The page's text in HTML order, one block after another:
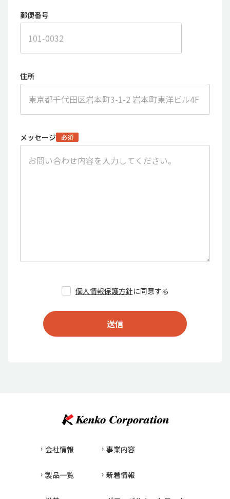
郵便番号
住所
メッセージ 必須
個人情報保護方針に同意する
送信
会社情報 事業内容
製品一覧 新着情報